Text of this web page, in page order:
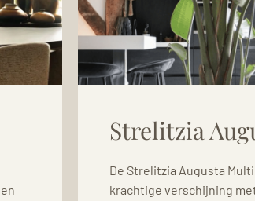
Strelitzia
De Strelitzia Augusta
krachtige verschijning